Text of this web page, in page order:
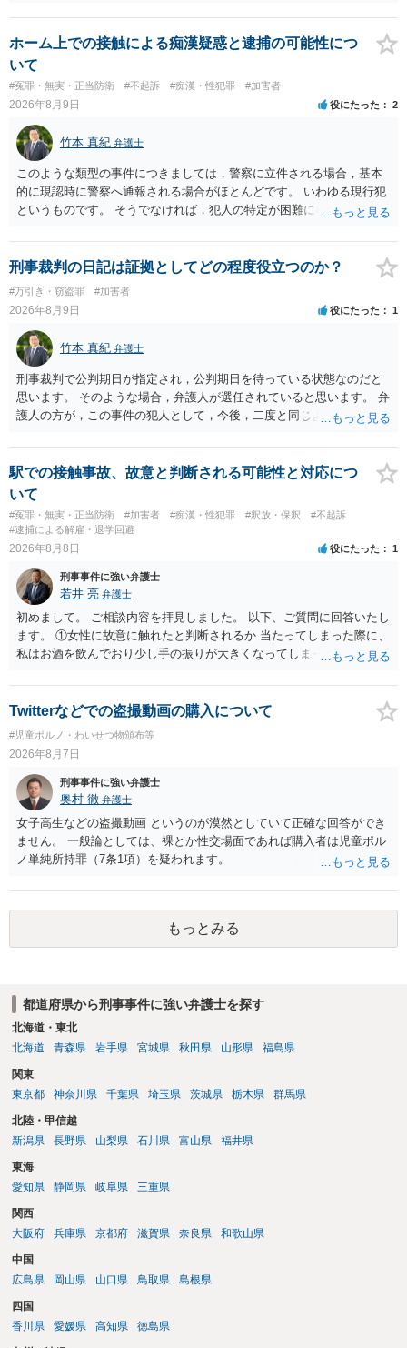
童の性的な部位（性器等若しくはその周辺部、臀でん部又は胸部をい
う。）が露出され又は強調されているものであり、かつ、性欲を興奮
させ又は刺激するもの
ホーム上での接触による痴漢疑惑と逮捕の可能性につ
いて
#冤罪・無実・正当防衛 #不起訴 #痴漢・性犯罪 #加害者
2026年8月9日 役にたった 2
竹本 真紀 弁護士
このような類型の事件につきましては，警察に立件される場合，基本
的に現認時に警察へ通報される場合がほとんどです。 いわゆる現行犯
というものです。 そうでなければ，犯人の特定が困難になってしまい
（事件性）とともに，誰の行為かの判断がされる（犯人性）が必要な
のですが，現認時に警察が臨場できる場合以外は，基本的に犯人性を
特定することができません。もちろん，常習性が顕著で，既に前科を
有していて警察に把握されていれば別ですが，そのような方は，この
ような場所に質問を掲げてくることはありません。心配・不安になる
ことはよくわかるのですが，心配・不安を感じている方は，警察に把
握されていることがありませんので，犯人性が特定されることはあり
ません。したがって，自分が犯人であるとされることはないのです。
ですから，相談者の場合は，大丈夫です。安心してください。それで
は，①～③に答えます。 ①について 腕の動き，女性への向かい方をみ
れば，酔っていて偶然の出来事か，意図的に偶然を装うように触った
のかは，わかります。触る瞬間ではなくて，触るまでの状況の方が重
要です。酔っていてふらついていたのであれば，そのときだけふらつ
いているわけではありません。腕の振り方も，そのときだけ偶然大き
くなるわけではありません。ですから，本件では，意図的だと疑われ
ることはないと思います。その雰囲気は，当たってしまった女性にも
伝わっていたのでしょう。ですから大丈夫です。なお，故意は，主観
面の話なので，防犯カメラの映像で決められることはありません。本
人の話（故意を否認する話）が実際の状況と矛盾しないかだけの話で
す。 ②について 犯人性が特定できませんから，逮捕や呼出の可能性は
ないと思います。 ③について ②がないので，③はそもそもないことが
前提なので，期間も考えなくて大丈夫です。 というわけで，本件は大
丈夫ですから，今後，同じような不安に襲われることがないように気
をつけてくださいね。それが一番大事です。
刑事裁判の日記は証拠としてどの程度役立つのか？
#万引き・窃盗罪 #加害者
2026年8月9日 役にたった 1
竹本 真紀 弁護士
刑事裁判で公判期日が指定され，公判期日を待っている状態なのだと
思います。 そのような場合，弁護人が選任されていると思います。 弁
護人の方が，この事件の犯人として，今後，二度と同じような犯罪を
いかアドバイスしてくれると思います。そして，書いた内容は，被告
人質問などで活用されることになると思います。 裁判のためだけに記
録するわけではないかもしれませんが，「裁判において証拠として利
用できる可能性があれば」と考えているのであれば，本件について証
拠も見て内容を把握している，弁護人の方と相談して書く内容を打ち
合わせて進めるのが，裁判の観点では一番効果的だと思います。 適応
状に関しての話になると思いますので，弁護人の方と相談してみまし
ょう。
駅での接触事故、故意と判断される可能性と対応につ
いて
#冤罪・無実・正当防衛 #加害者 #痴漢・性犯罪 #釈放・保釈
#不起訴
#逮捕による解雇・退学回避
2026年8月8日 役にたった 1
刑事事件に強い弁護士
若井 亮 弁護士
初めまして。 ご相談内容を拝見しました。 以下、ご質問に回答いたし
ます。 ①女性に故意に触れたと判断されるか 当たってしまった際に、
私はお酒を飲んでおり少し手の振りが大きくなってしまっていたこと
いた場合、故意だと判定されやすいのでしょうか？ お伺いする限り、
故意があると判断されることは無いかと思います。 ②逮捕、呼び出し
捕、呼び出しされる可能性はどれほどでしょうか？ 誤って当たってし
まっただけであり、さらにその場で女性等のアクションが無かったこ
とからすると、この後に呼び出される可能性は極めて低いと思いま
す。 ③逮捕呼び出しまでの期間 大体どれほどの期間逮捕呼び出しの可
能性があると考えれば良いのでしょうか？ 逮捕や呼び出しの可能性は
極めて低いと思います。 連絡が来ることはないでしょう。
Twitterなどでの盗撮動画の購入について
#児童ポルノ・わいせつ物頒布等
2026年8月7日
刑事事件に強い弁護士
奥村 徹 弁護士
女子高生などの盗撮動画 というのが漠然としていて正確な回答ができ
ません。 一般論としては、裸とか性交場面であれば購入者は児童ポル
ノ単純所持罪（7条1項）を疑われます。
もっとみる
都道府県から刑事事件に強い弁護士を探す
北海道・東北
北海道
青森県 岩手県 宮城県 秋田県 山形県 福島県
関東
東京都
神奈川県 千葉県 埼玉県 茨城県 栃木県 群馬県
北陸・甲信越
新潟県
長野県 山梨県 石川県 富山県 福井県
東海
愛知県
静岡県 岐阜県 三重県
関西
大阪府
兵庫県 京都府 滋賀県 奈良県 和歌山県
中国
広島県
岡山県 山口県 鳥取県 島根県
四国
香川県
愛媛県 高知県 徳島県